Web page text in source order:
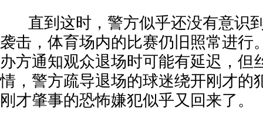
直到这时，警方似乎还没有意识
袭击，体育场内的比赛仍旧照常进行
办方通知观众退场时可能有延迟，但
情，警方疏导退场的球迷绕开刚才的
刚才肇事的恐怖嫌犯似乎又回来了。